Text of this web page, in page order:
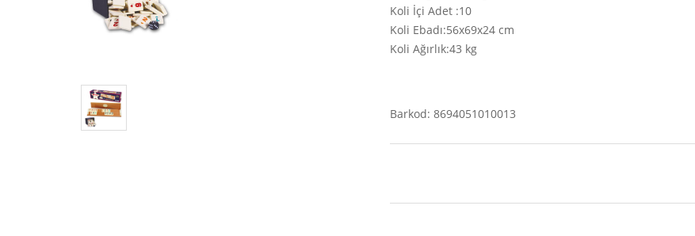
Koli İçi Adet :10
Koli Ebadı:56x69x24 cm
Koli Ağırlık:43 kg
Barkod: 8694051010013